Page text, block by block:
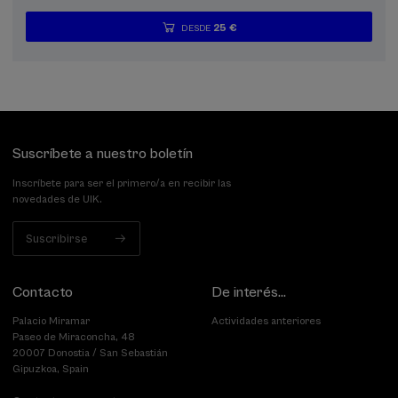
...
DESDE 25 €
Últimas
plazas
Gratuito
Fecha
pasada
Lista
de
Plazo
de
Suscríbete a nuestro boletín
Inscríbete para ser el primero/a en recibir las
novedades de UIK.
Suscribirse
Contacto
Palacio Miramar
Paseo de Miraconcha, 48
20007 Donostia / San Sebastián
Gipuzkoa, Spain
De interés...
Actividades anteriores